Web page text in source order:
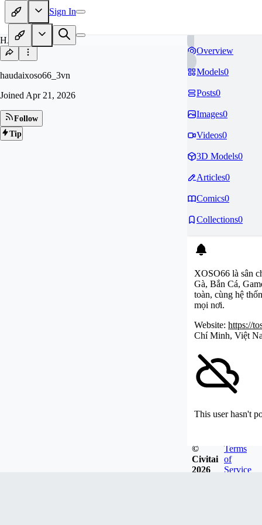
Sign In
HA
haudaixoso66_3vn
Joined Apr 21, 2026
Follow
Tip
Overview
Models0
Posts0
Images0
Videos0
3D Models0
Articles0
Comics0
Collections0
XOSO66 là sân
Gà, Bắn Cá,
toàn, cùng hệ
mọi nơi.
Website: https://
Chí Minh, Việt
This user hasn't
©
Civitai
2026
Terms
of
Service